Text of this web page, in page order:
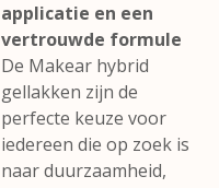
applicatie en een
vertrouwde formule
De Makear hybrid
gellakken zijn de
perfecte keuze voor
iedereen die op zoek is
naar duurzaamheid,